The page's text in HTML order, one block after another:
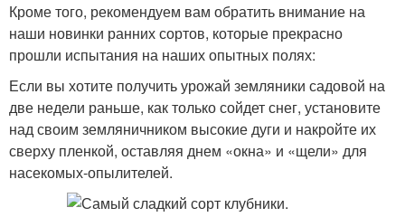
Кроме того, рекомендуем вам обратить внимание на
наши новинки ранних сортов, которые прекрасно
прошли испытания на наших опытных полях:
Если вы хотите получить урожай земляники садовой на
две недели раньше, как только сойдет снег, установите
над своим земляничником высокие дуги и накройте их
сверху пленкой, оставляя днем «окна» и «щели» для
насекомых-опылителей.